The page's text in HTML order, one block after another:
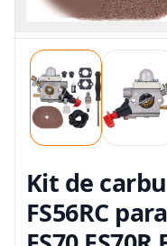
Kit de
FS56RC